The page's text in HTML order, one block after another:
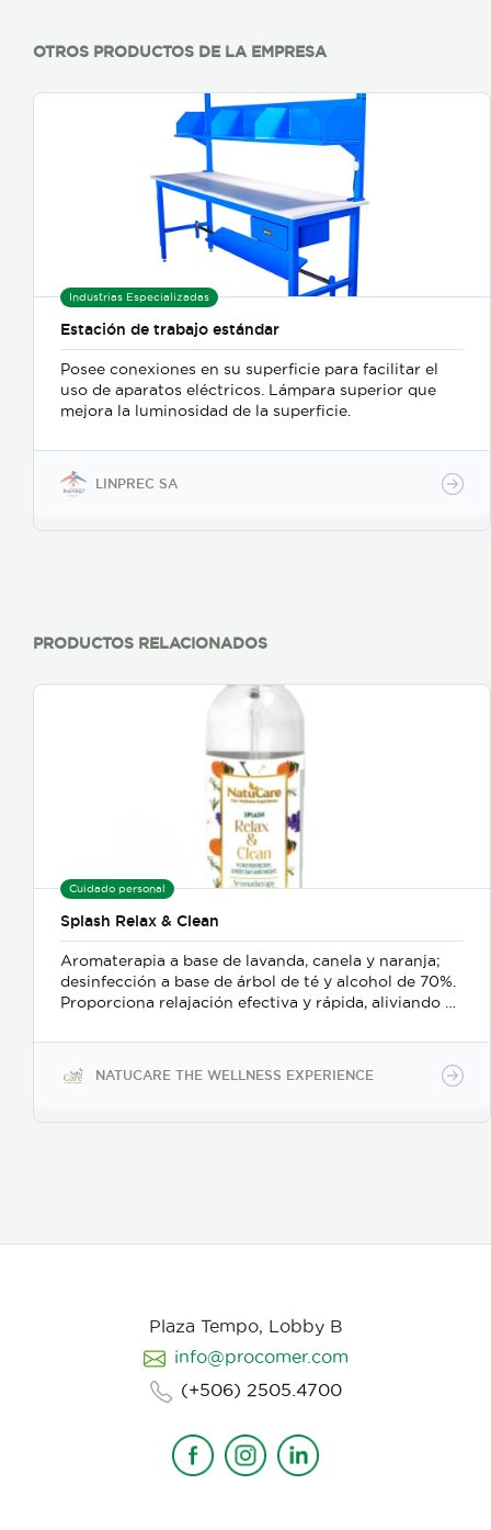
OTROS PRODUCTOS DE LA EMPRESA
Industrias Especializadas
Estación de trabajo estándar
Posee conexiones en su superficie para facilitar el
uso de aparatos eléctricos. Lámpara superior que
mejora la luminosidad de la superficie.
LINPREC SA
PRODUCTOS RELACIONADOS
Cuidado personal
Splash Relax & Clean
Aromaterapia a base de lavanda, canela y naranja;
desinfección a base de árbol de té y alcohol de 70%.
Proporciona relajación efectiva y rápida, aliviando el
desinfectante para manos o superficies.
NATUCARE THE WELLNESS EXPERIENCE
Plaza Tempo, Lobby B
info@procomer.com
(+506) 2505.4700